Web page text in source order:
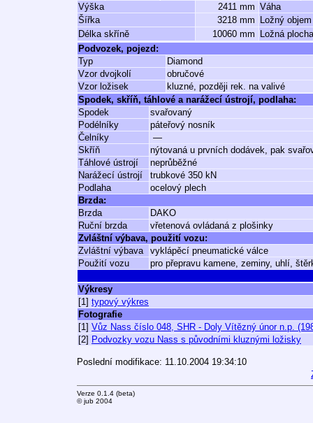
Výška
2411 mm Váha
Šířka
3218 mm
Ložný objem
Délka skříně
10060 mm
Ložná plocha
Podvozek, pojezd:
Typ
Diamond
Vzor dvojkolí
obručové
Vzor ložisek
kluzné, později rek. na valivé
Spodek, skříň, táhlové a narážecí ústrojí, podlaha:
Spodek
svařovaný
Podélníky
páteřový nosník
Čelníky
—
Skříň
nýtovaná u prvních dodávek, pak
Táhlové ústrojí
neprůběžné
Narážecí ústrojí
trubkové 350 kN
Podlaha
ocelový plech
Brzda:
Brzda
DAKO
Ruční brzda
vřetenová ovládaná z plošinky
Zvláštní výbava, použití vozu:
Zvláštní výbava
vyklápěcí pneumatické válce
Použití vozu
pro přepravu kamene, zeminy, uhlí,
Výkresy
[1] typový výkres
Fotografie
[1] Vůz Nass číslo 048, SHR - Doly Vítězný únor n.p.
[2] Podvozky vozu Nass s původními kluznými ložisky
Poslední modifikace: 11.10.2004 19:34:10
Verze 0.1.4 (beta)
© jub 2004